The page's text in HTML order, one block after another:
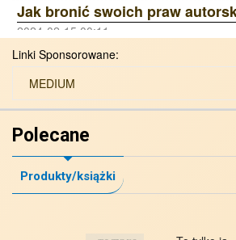
2024-02-15 00:11
Linki Sponsorowane:
MEDIUM
Polecane
Produkty/książki